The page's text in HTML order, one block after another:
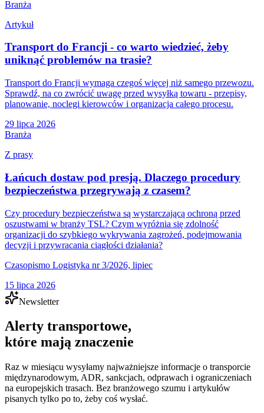
Branża
Artykuł
Transport do Francji - co warto wiedzieć, żeby
uniknąć problemów na trasie?
Transport do Francji wymaga czegoś więcej niż samego przewozu.
Sprawdź, na co zwrócić uwagę przed wysyłką towaru - przepisy,
planowanie, noclegi kierowców i organizacja całego procesu.
29 lipca 2026
Branża
Z prasy
Łańcuch dostaw pod presją. Dlaczego procedury
bezpieczeństwa przegrywają z czasem?
Czy procedury bezpieczeństwa są wystarczającą ochroną przed
oszustwami w branży TSL? Czym wyróżnia się zdolność
organizacji do szybkiego wykrywania zagrożeń, podejmowania
decyzji i przywracania ciągłości działania?
Czasopismo Logistyka nr 3/2026, lipiec
15 lipca 2026
Newsletter
Alerty transportowe,
które mają znaczenie
Raz w miesiącu wysyłamy najważniejsze informacje o transporcie
międzynarodowym, ADR, sankcjach, odprawach i ograniczeniach
na europejskich trasach. Bez branżowego szumu i artykułów
pisanych tylko po to, żeby coś wysłać.